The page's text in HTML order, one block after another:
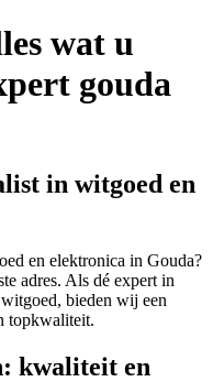
wat u
gouda
in witgoed en
en elektronica in Gouda?
adres. Als dé expert in
bieden wij een
topkwaliteit.
kwaliteit en